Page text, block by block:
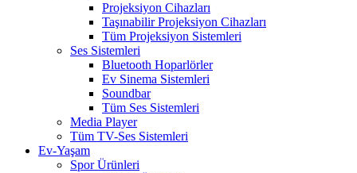
Projeksiyon Cihazları
Taşınabilir Projeksiyon Cihazları
Tüm Projeksiyon Sistemleri
Ses Sistemleri
Bluetooth Hoparlörler
Ev Sinema Sistemleri
Soundbar
Tüm Ses Sistemleri
Media Player
Tüm TV-Ses Sistemleri
Ev-Yaşam
Spor Ürünleri